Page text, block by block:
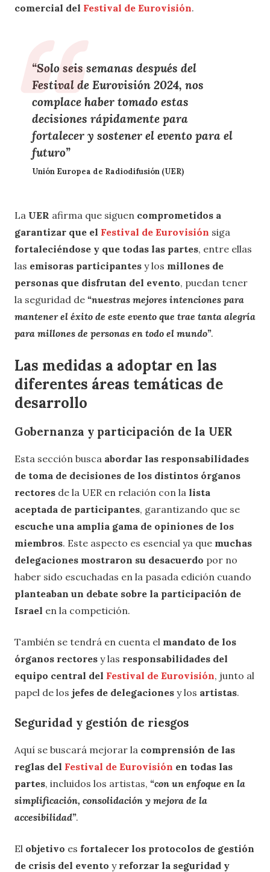
comercial del Festival de Eurovisión.
“Solo seis semanas después del
Festival de Eurovisión 2024, nos
complace haber tomado estas
decisiones rápidamente para
fortalecer y sostener el evento para el
futuro”
Unión Europea de Radiodifusión (UER)
La UER afirma que siguen comprometidos a
garantizar que el Festival de Eurovisión siga
fortaleciéndose y que todas las partes, entre ellas
las emisoras participantes y los millones de
personas que disfrutan del evento, puedan tener
la seguridad de “nuestras mejores intenciones para
mantener el éxito de este evento que trae tanta alegría
para millones de personas en todo el mundo”.
Las medidas a adoptar en las
diferentes áreas temáticas de
desarrollo
Gobernanza y participación de la UER
Esta sección busca abordar las responsabilidades
de toma de decisiones de los distintos órganos
rectores de la UER en relación con la lista
aceptada de participantes, garantizando que se
escuche una amplia gama de opiniones de los
miembros. Este aspecto es esencial ya que muchas
delegaciones mostraron su desacuerdo por no
haber sido escuchadas en la pasada edición cuando
planteaban un debate sobre la participación de
Israel en la competición.
También se tendrá en cuenta el mandato de los
órganos rectores y las responsabilidades del
equipo central del Festival de Eurovisión, junto al
papel de los jefes de delegaciones y los artistas.
Seguridad y gestión de riesgos
Aquí se buscará mejorar la comprensión de las
reglas del Festival de Eurovisión en todas las
partes, incluidos los artistas, “con un enfoque en la
simplificación, consolidación y mejora de la
accesibilidad”.
El objetivo es fortalecer los protocolos de gestión
de crisis del evento y reforzar la seguridad y